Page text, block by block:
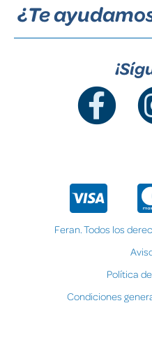
¿Te
Feran. Todos los
Política
Condiciones